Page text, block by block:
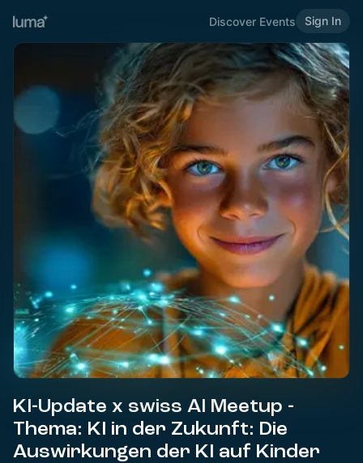
Discover Events Sign In
KI-Update x swiss AI Meetup -
Thema: KI in der Zukunft: Die
Auswirkungen der KI auf Kinder